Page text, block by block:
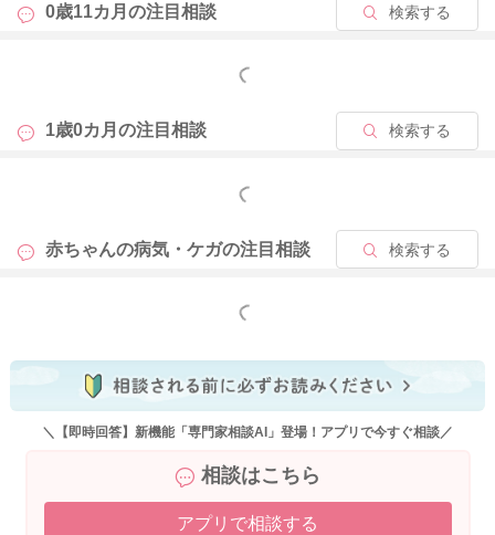
0歳11カ月の注目相談 検索する
もっと見る
1歳0カ月の注目相談 検索する
もっと見る
赤ちゃんの病気・ケガの注目相談 検索する
もっと見る
＼【即時回答】新機能「専門家相談AI」登場！アプリで今すぐ相談／
相談はこちら
アプリで相談する